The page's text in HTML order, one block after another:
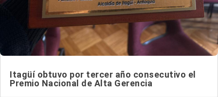
Itagüí obtuvo por tercer año consecutivo el
Premio Nacional de Alta Gerencia